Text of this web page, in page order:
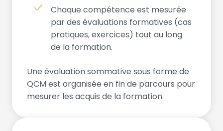
Chaque compétence est mesurée
par des évaluations formatives (cas
pratiques, exercices) tout au long
de la formation.
Une évaluation sommative sous forme de
QCM est organisée en fin de parcours pour
mesurer les acquis de la formation.